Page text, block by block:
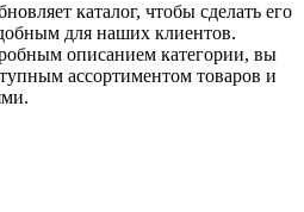
каталог, чтобы сделать его
для наших клиентов.
описанием категории, вы
ассортиментом товаров и